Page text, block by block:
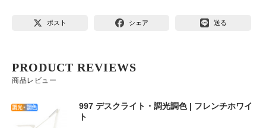
ポスト シェア 送る
商品レビュー
PRODUCT REVIEWS
997 デスクライト・調光調色 | フレンチホワイ
ト